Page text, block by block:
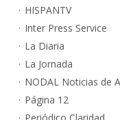
HISPANTV
Inter Press Service
La Diaria
La Jornada
NODAL Noticias de
Página 12